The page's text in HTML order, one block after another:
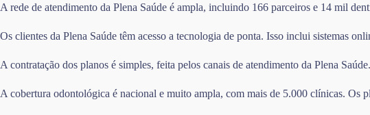
A rede de atendimento da Plena Saúde é ampla, incluindo 166 parceiros e 14 mil
Os clientes da Plena Saúde têm acesso a tecnologia de ponta. Isso inclui sistemas
A contratação dos planos é simples, feita pelos canais de atendimento da Plena
A cobertura odontológica é nacional e muito ampla, com mais de 5.000 clínicas. Os